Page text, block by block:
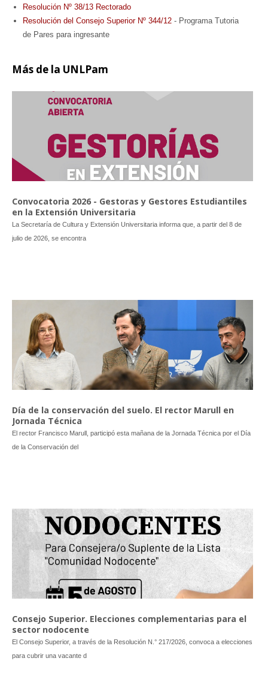
Resolución Nº 38/13 Rectorado
Resolución del Consejo Superior Nº 344/12 - Programa Tutoria
de Pares para ingresante
Más de la UNLPam
Convocatoria 2026 - Gestoras y Gestores Estudiantiles
en la Extensión Universitaria
La Secretaría de Cultura y Extensión Universitaria informa que, a partir del 8 de
julio de 2026, se encontra
Día de la conservación del suelo. El rector Marull en
Jornada Técnica
El rector Francisco Marull, participó esta mañana de la Jornada Técnica por el Día
de la Conservación del
Consejo Superior. Elecciones complementarias para el
sector nodocente
El Consejo Superior, a través de la Resolución N.° 217/2026, convoca a elecciones
para cubrir una vacante d